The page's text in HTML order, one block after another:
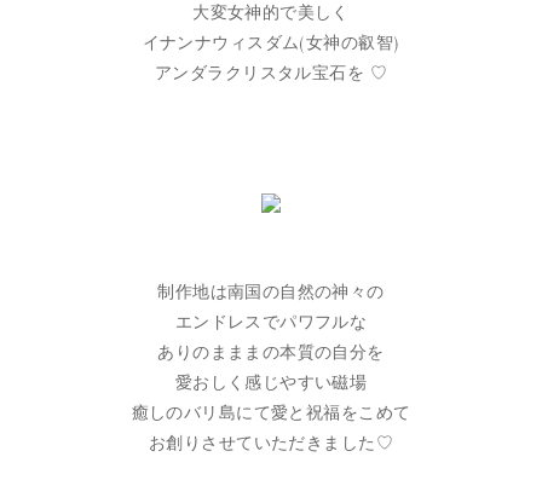
大変女神的で美しく
イナンナウィスダム(女神の叡智)
アンダラクリスタル宝石を ♡
制作地は南国の自然の神々の
エンドレスでパワフルな
ありのまままの本質の自分を
愛おしく感じやすい磁場
癒しのバリ島にて愛と祝福をこめて
お創りさせていただきました♡